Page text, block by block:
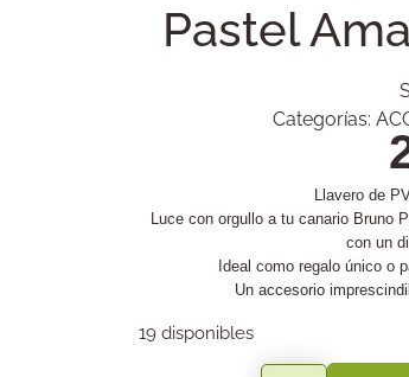
Pastel
Categorías:
Llavero de
Luce con orgullo a tu canario Bruno
con un
Ideal como regalo único o
Un accesorio
19 disponibles